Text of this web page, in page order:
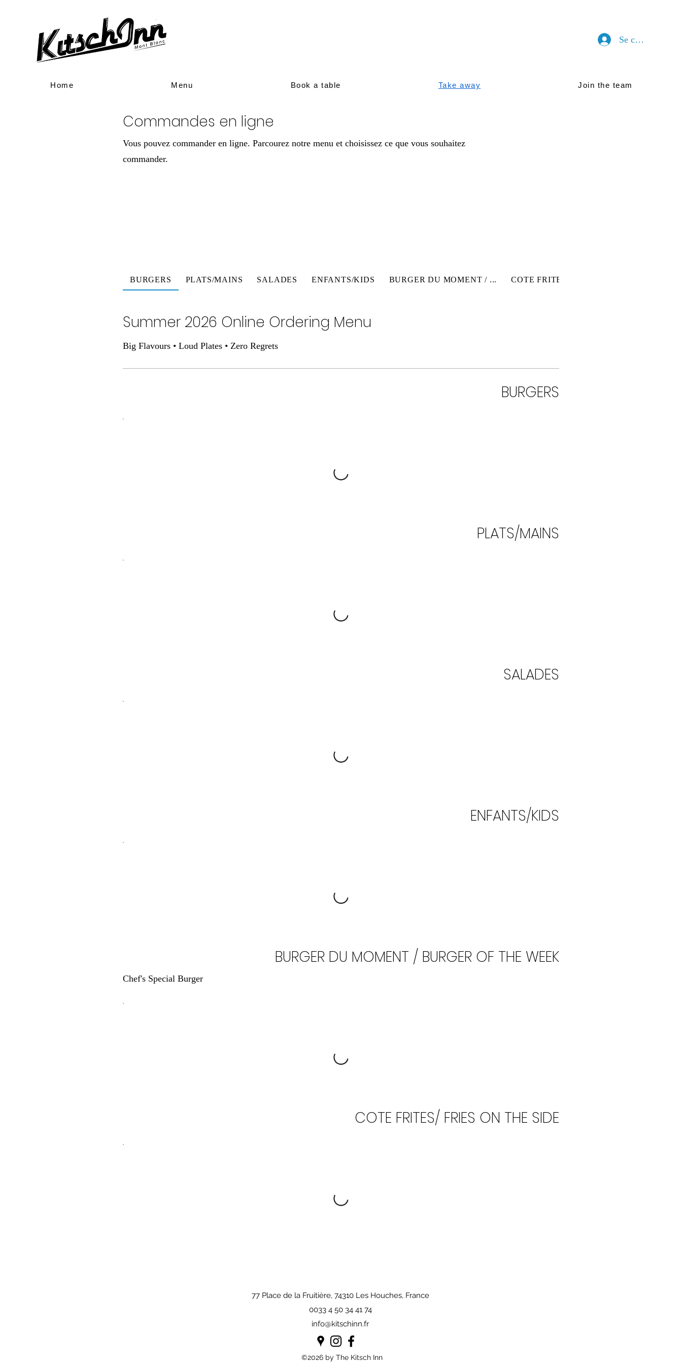
Se connecter
Home Menu Book a table Take away Join the team
Commandes en ligne
Vous pouvez commander en ligne. Parcourez notre menu et choisissez ce que vous souhaitez
commander.
Summer 2026 Online Ordering Menu
Big Flavours • Loud Plates • Zero Regrets
BURGERS
PLATS/MAINS
SALADES
ENFANTS/KIDS
BURGER DU MOMENT / BURGER OF THE WEEK
Chef's Special Burger
COTE FRITES/ FRIES ON THE SIDE
BURGERS PLATS/MAINS SALADES ENFANTS/KIDS BURGER DU MOMENT / ... COTE FRITES/ FRIES ...
77 Place de la Fruitière, 74310 Les Houches, France
0033 4 50 34 41 74
info@kitschinn.fr
©2026 by The Kitsch Inn